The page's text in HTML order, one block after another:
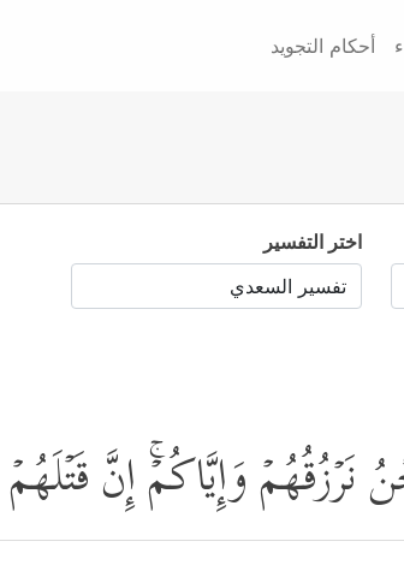
أحكام التجويد
اختر التفسير
نَرۡزُقُهُمۡ وَإِیَّاكُمۡۚ إِنَّ